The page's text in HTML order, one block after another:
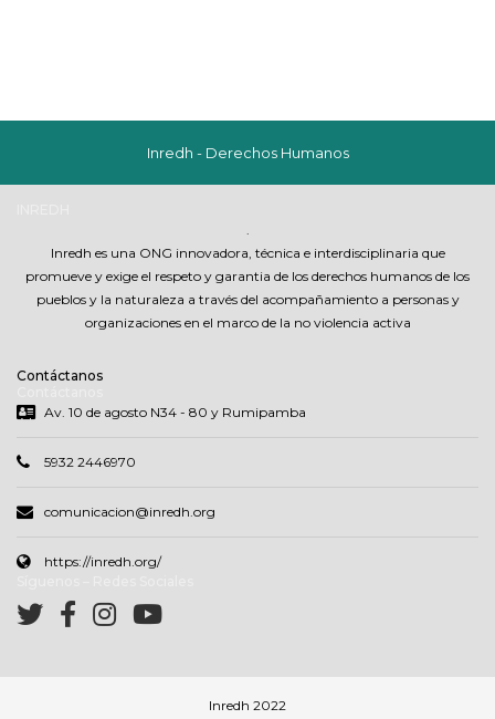
Inredh - Derechos Humanos
Inredh es una ONG innovadora, técnica e interdisciplinaria que
promueve y exige el respeto y garantia de los derechos humanos de los
pueblos y la naturaleza a través del acompañamiento a personas y
organizaciones en el marco de la no violencia activa
Contáctanos
Av. 10 de agosto N34 - 80 y Rumipamba
5932 2446970
comunicacion@inredh.org
https://inredh.org/
Inredh 2022